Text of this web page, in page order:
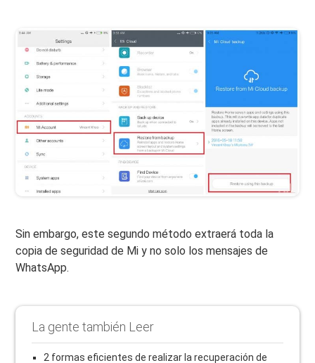
Sin embargo, este segundo método extraerá toda la
copia de seguridad de Mi y no solo los mensajes de
WhatsApp.
La gente también Leer
2 formas eficientes de realizar la recuperación de